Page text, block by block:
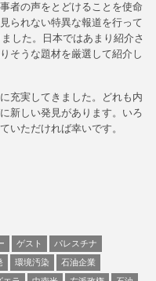
者の声をとどけることを使命
られない特異な報道を行って
した。日本ではあまり紹介さ
そうな題材を厳選して紹介し
充実してきました。どれも内
新しい発見があります。いろ
いただければ幸いです。
ゲスト
パレスチナ
環境汚染
石油企業